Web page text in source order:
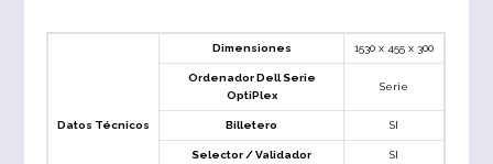
Datos Técnicos
Dimensiones 1530 x 455 x 300
Ordenador Dell Serie
OptiPlex
Serie
Billetero SI
Selector / Validador SI